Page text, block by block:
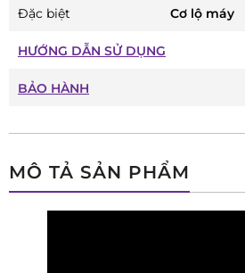
MÔ TẢ SẢN PHẨM
Đặc biệt Cơ lộ máy
HƯỚNG DẪN SỬ DỤNG
BẢO HÀNH